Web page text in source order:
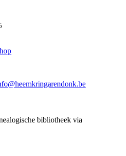
bibliotheek via